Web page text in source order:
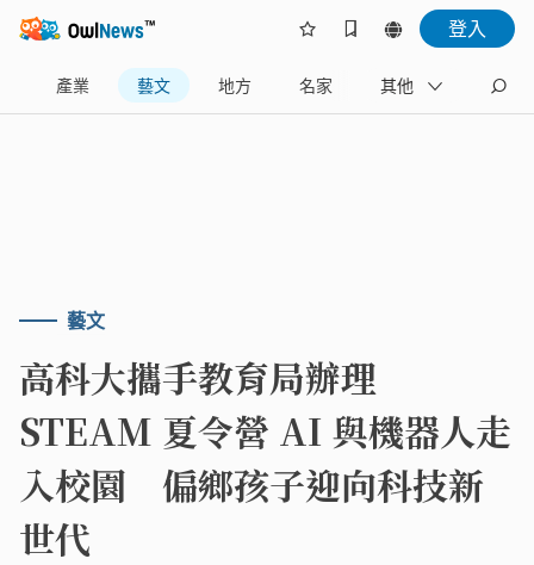
登入
產業 藝文 地方 名家 其他
藝文
高科大攜手教育局辦理
STEAM 夏令營 AI 與機器人走
入校園 偏鄉孩子迎向科技新
世代